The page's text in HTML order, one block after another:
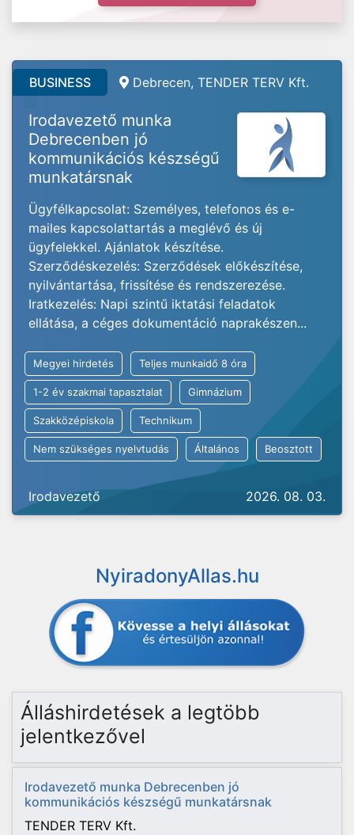
BUSINESS Debrecen, TENDER TERV Kft.
Irodavezető munka
Debrecenben jó
kommunikációs készségű
munkatársnak
Ügyfélkapcsolat: Személyes, telefonos és e-
mailes kapcsolattartás a meglévő és új
ügyfelekkel. Ajánlatok készítése.
Szerződéskezelés: Szerződések előkészítése,
nyilvántartása, frissítése és rendszerezése.
Iratkezelés: Napi szintű iktatási feladatok
ellátása, a céges dokumentáció naprakészen...
Megyei hirdetés Teljes munkaidő 8 óra
1-2 év szakmai tapasztalat Gimnázium
Szakközépiskola Technikum
Nem szükséges nyelvtudás Általános Beosztott
Irodavezető 2026. 08. 03.
NyiradonyAllas.hu
Álláshirdetések a legtöbb
jelentkezővel
Irodavezető munka Debrecenben jó
kommunikációs készségű munkatársnak
TENDER TERV Kft.